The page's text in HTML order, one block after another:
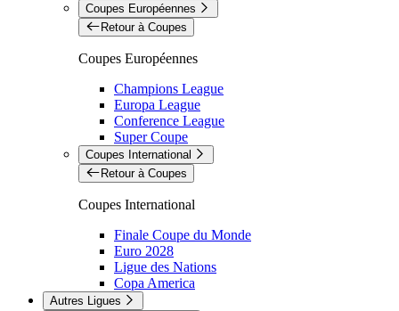
Coupes Européennes
Retour à Coupes
Coupes Européennes
Champions League
Europa League
Conference League
Super Coupe
Coupes International
Retour à Coupes
Coupes International
Finale Coupe du Monde
Euro 2028
Ligue des Nations
Copa America
Autres Ligues